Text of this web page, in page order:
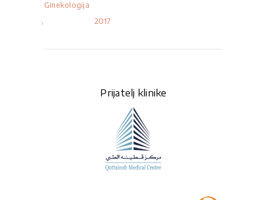
Ginekologija
2017
Prijatelj klinike